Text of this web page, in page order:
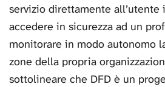
servizio direttamente all’utente
accedere in sicurezza ad un
monitorare in modo autonomo
zone della propria
sottolineare che DFD è un